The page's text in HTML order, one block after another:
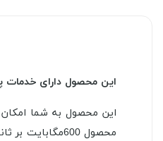
این محصول دارای